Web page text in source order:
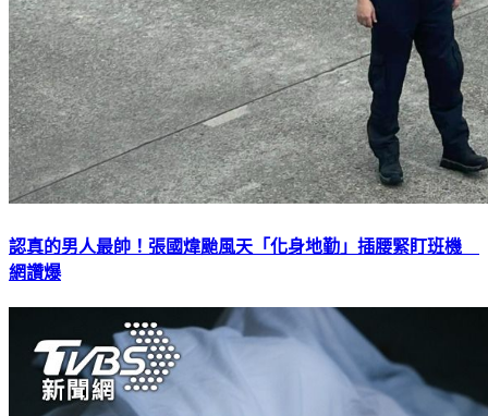
認真的男人最帥！張國煒颱風天「化身地勤」插腰緊盯班機
網讚爆